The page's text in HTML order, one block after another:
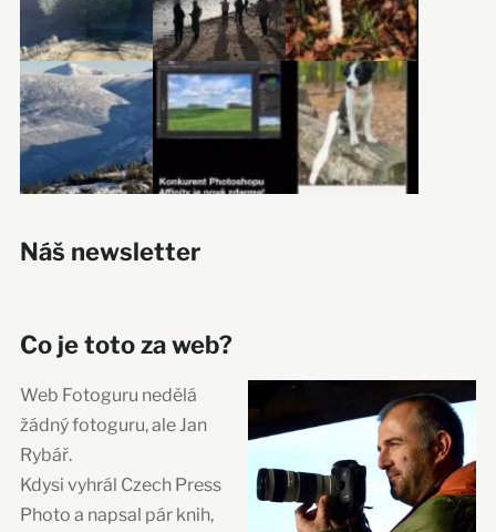
Náš newsletter
Co je toto za web?
Web Fotoguru nedělá
žádný fotoguru, ale Jan
Rybář.
Kdysi vyhrál Czech Press
Photo a napsal pár knih,